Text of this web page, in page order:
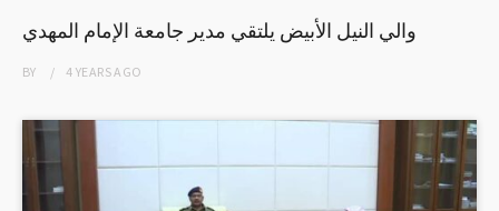
والي النيل الأبيض يلتقي مدير جامعة الإمام المهدي
BY 4 YEARSAGO